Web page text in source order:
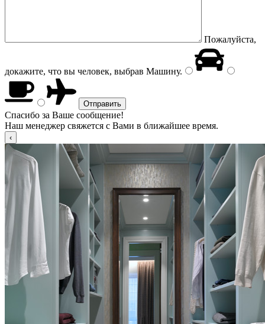
Пожалуйста,
докажите, что вы человек, выбрав Машину.
Спасибо за Ваше сообщение!
Наш менеджер свяжется с Вами в ближайшее время.